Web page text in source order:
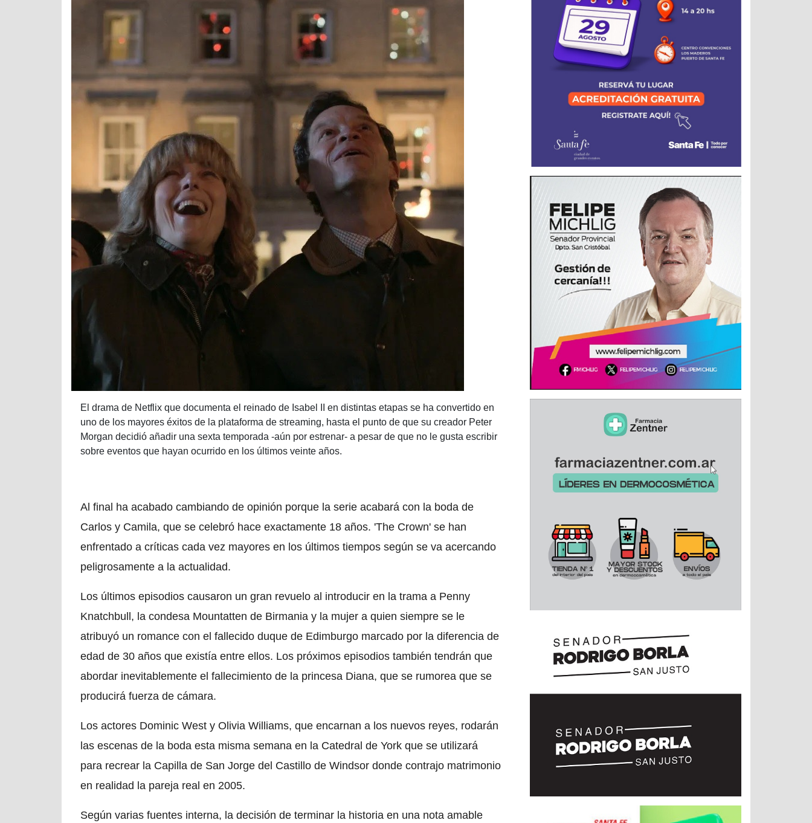
El drama de Netflix que documenta el reinado de Isabel II en distintas etapas se ha convertido en
uno de los mayores éxitos de la plataforma de streaming, hasta el punto de que su creador Peter
Morgan decidió añadir una sexta temporada -aún por estrenar- a pesar de que no le gusta escribir
sobre eventos que hayan ocurrido en los últimos veinte años.
Al final ha acabado cambiando de opinión porque la serie acabará con la boda de
Carlos y Camila, que se celebró hace exactamente 18 años. 'The Crown' se han
enfrentado a críticas cada vez mayores en los últimos tiempos según se va acercando
peligrosamente a la actualidad.
Los últimos episodios causaron un gran revuelo al introducir en la trama a Penny
Knatchbull, la condesa Mountatten de Birmania y la mujer a quien siempre se le
atribuyó un romance con el fallecido duque de Edimburgo marcado por la diferencia de
edad de 30 años que existía entre ellos. Los próximos episodios también tendrán que
abordar inevitablemente el fallecimiento de la princesa Diana, que se rumorea que se
producirá fuerza de cámara.
Los actores Dominic West y Olivia Williams, que encarnan a los nuevos reyes, rodarán
las escenas de la boda esta misma semana en la Catedral de York que se utilizará
para recrear la Capilla de San Jorge del Castillo de Windsor donde contrajo matrimonio
en realidad la pareja real en 2005.
Según varias fuentes interna, la decisión de terminar la historia en una nota amable